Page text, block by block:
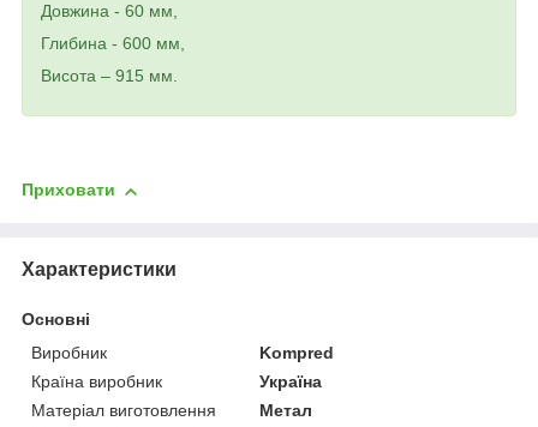
Довжина - 60 мм,
Глибина - 600 мм,
Висота – 915 мм.
Приховати
Характеристики
Основні
Виробник
Kompred
Країна виробник
Україна
Матеріал виготовлення
Метал